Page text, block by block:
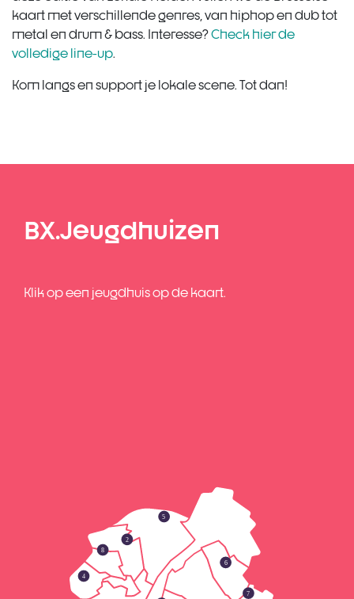
kaart met verschillende genres, van hiphop en dub tot
metal en drum & bass. Interesse?Check hier de
volledige line-up.
Kom langs en support je lokale scene. Tot dan!
BX.Jeugdhuizen
Klik op een jeugdhuis op de kaart.
4
5
6
7
2
8